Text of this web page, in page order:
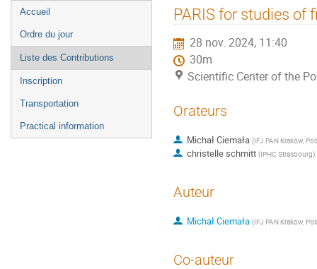
Menu
de
l'événement
Accueil
Ordre du jour
Liste des Contributions
Inscription
Transportation
Practical information
PARIS for studies of
28 nov. 2024, 11:40
30m
Scientific Center of the
Orateurs
Michał Ciemała (IFJ PAN Kraków,
christelle schmitt (IPHC Strasbourg)
Auteur
Michał Ciemała (IFJ PAN Kraków,
Co-auteur